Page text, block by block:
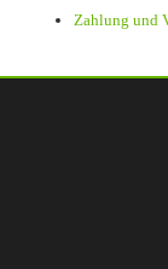
Zahlung und